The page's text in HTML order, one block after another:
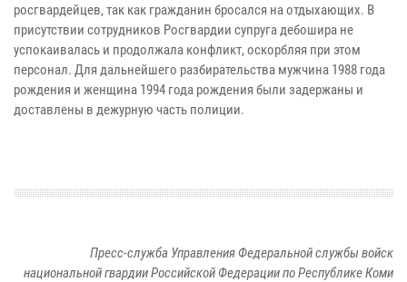
росгвардейцев, так как гражданин бросался на отдыхающих. В
присутствии сотрудников Росгвардии супруга дебошира не
успокаивалась и продолжала конфликт, оскорбляя при этом
персонал. Для дальнейшего разбирательства мужчина 1988 года
рождения и женщина 1994 года рождения были задержаны и
доставлены в дежурную часть полиции.
Пресс-служба Управления Федеральной службы войск
национальной гвардии Российской Федерации по Республике Коми